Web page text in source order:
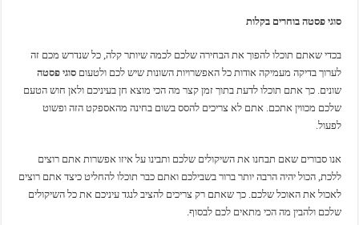
סוגי פסטה בוחרים בקלות
בכדי שאתם תוכלו להפוך את הבחירה שלכם לכמה שיותר קלה, כל שנדרש מכם זה
לערוך בדיקה מעמיקה אודות כל האפשרויות השונות שיש לכם ולטעוםסוגי פסטה
שונים. כך אתם תוכלו לדעת בתוך זמן קצר מה הכי מוצא חן בעיניכם ולאן חוש הטעם
שלכם מכווין אתכם. אתם לא צריכים להסס בשום בחינה מהאספקט הזה ופשוט
לפעול.
אנו סבורים שאם תבחנו את השיקולים שלכם ותבינו על איזו אפשרות אתם רוצים
ללכת, הכול יהיה הרבה יותר ברור בשבילכם ואתם כבר תוכלו להחליט כיצד אתם רוצים
לאכול את האוכל שלכם. כך שאתם רק צריכים להציב לנגד עיניכם את כל השיקולים
שלכם ולהבין מה הכי מתאים לכם לבסוף.